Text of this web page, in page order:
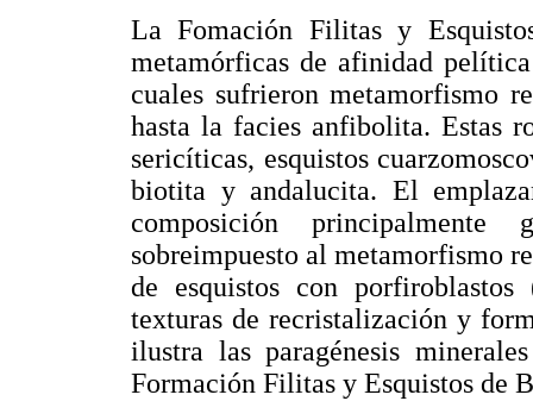
La Fomación Filitas y
metamórficas de afinidad
cuales sufrieron metamorfismo
hasta la facies anfibolita. Estas
sericíticas, esquistos
biotita y andalucita. El
composición
sobreimpuesto al metamorfismo
de esquistos con porfiroblastos
texturas de recristalización y
ilustra las paragénesis
Formación Filitas y Esquistos de